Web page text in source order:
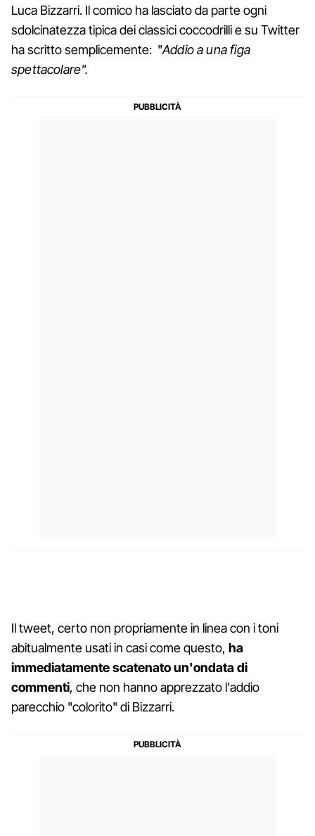
Luca Bizzarri. Il comico ha lasciato da parte ogni
sdolcinatezza tipica dei classici coccodrilli e su Twitter
ha scritto semplicemente: "Addio a una figa
spettacolare".
Il tweet, certo non propriamente in linea con i toni
abitualmente usati in casi come questo, ha
immediatamente scatenato un'ondata di
commenti, che non hanno apprezzato l'addio
parecchio "colorito" di Bizzarri.